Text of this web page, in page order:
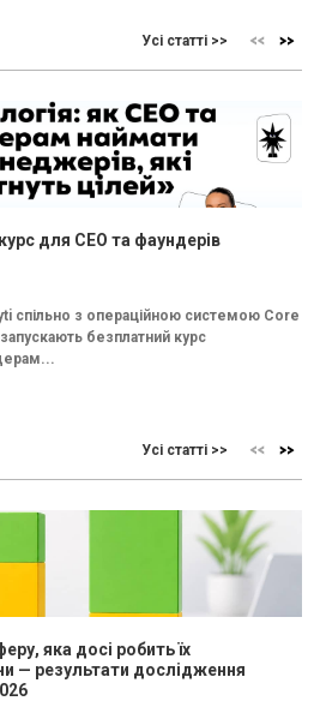
Усі статті >>
для CEO та фаундерів
спільно з операційною системою Core
безплатний курс
Усі статті >>
яка досі робить їх
— результати дослідження